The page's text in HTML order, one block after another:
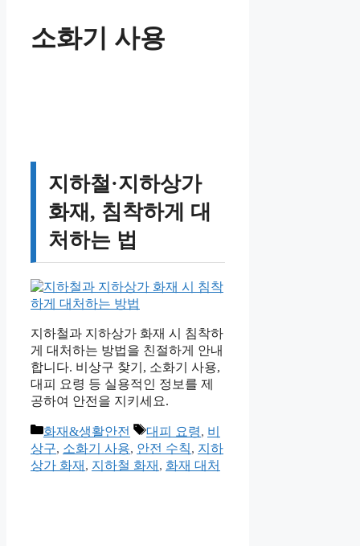
소화기 사용
지하철·지하상가
화재, 침착하게 대
처하는 법
지하철과 지하상가 화재 시 침착하
게 대처하는 방법을 친절하게 안내
합니다. 비상구 찾기, 소화기 사용,
대피 요령 등 실용적인 정보를 제
공하여 안전을 지키세요.
카
테
고
화재&생활안전
태
그
대피 요령, 비
상구, 소화기 사용, 안전 수칙, 지하
상가 화재 , 지하철 화재 , 화재 대처